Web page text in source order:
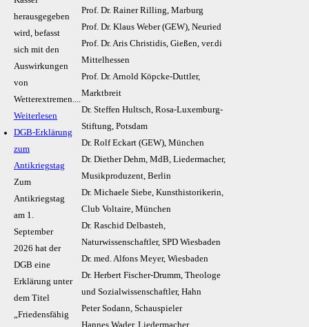
herausgegeben
wird, befasst
sich mit den
Auswirkungen
von
Wetterextremen....
Weiterlesen
DGB-Erklärung
zum
Antikriegstag
Zum
Antikriegstag
am 1.
September
2026 hat der
DGB eine
Erklärung unter
dem Titel
„Friedensfähig
Prof. Dr. Rainer Rilling, Marburg
Prof. Dr. Klaus Weber (GEW), Neuried
Prof. Dr. Aris Christidis, Gießen, ver.di
Mittelhessen
Prof. Dr. Arnold Köpcke-Duttler,
Marktbreit
Dr. Steffen Hultsch, Rosa-Luxemburg-
Stiftung, Potsdam
Dr. Rolf Eckart (GEW), München
Dr. Diether Dehm, MdB, Liedermacher,
Musikproduzent, Berlin
Dr. Michaele Siebe, Kunsthistorikerin,
Club Voltaire, München
Dr. Raschid Delbasteh,
Naturwissenschaftler, SPD Wiesbaden
Dr. med. Alfons Meyer, Wiesbaden
Dr. Herbert Fischer-Drumm, Theologe
und Sozialwissenschaftler, Hahn
Peter Sodann, Schauspieler
Hannes Wader, Liedermacher